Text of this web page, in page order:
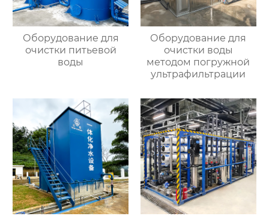
Оборудование для
очистки питьевой
воды
Оборудование для
очистки воды
методом погружной
ультрафильтрации